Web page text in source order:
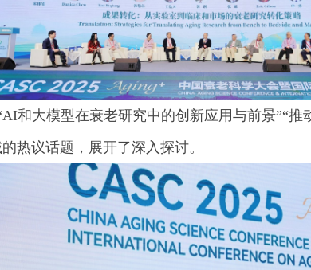
和大模型在衰老研究中的创新应用与前景”“
热议话题，展开了深入探讨。